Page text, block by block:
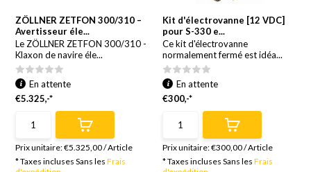
ZÖLLNER ZETFON 300/310 –
Avertisseur éle...
Le ZÖLLNER ZETFON 300/310 -
Klaxon de navire éle...
En attente
€5.325,-*
Prix unitaire:€5.325,00/Article
* Taxes incluses Sans lesFrais
Kit d'électrovanne [12 VDC]
pour S-330 e...
Ce kit d'électrovanne
normalement fermé est idéa...
En attente
€300,-*
Prix unitaire:€300,00/Article
* Taxes incluses Sans les Frais